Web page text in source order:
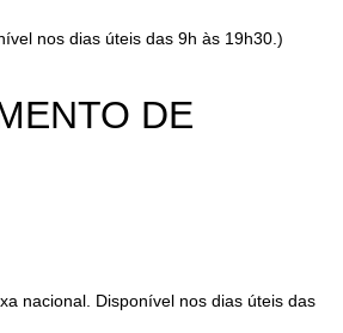
nos dias úteis das 9h às 19h30.)
DE
nacional. Disponível nos dias úteis das